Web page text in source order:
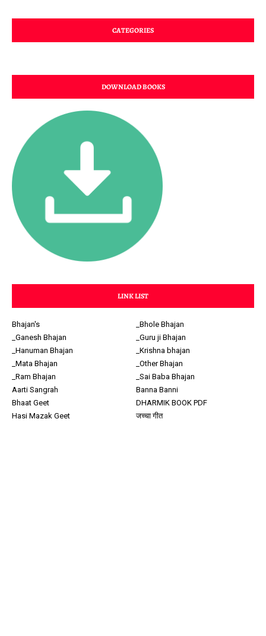
CATEGORIES
DOWNLOAD BOOKS
LINK LIST
Bhajan's
_Bhole Bhajan
_Ganesh Bhajan
_Guru ji Bhajan
_Hanuman Bhajan
_Krishna bhajan
_Mata Bhajan
_Other Bhajan
_Ram Bhajan
_Sai Baba Bhajan
Aarti Sangrah
Banna Banni
Bhaat Geet
DHARMIK BOOK PDF
Hasi Mazak Geet
जच्चा गीत